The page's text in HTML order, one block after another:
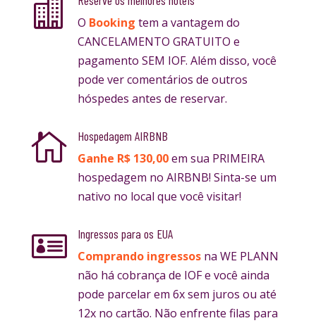

O Booking tem a vantagem do
CANCELAMENTO GRATUITO e
pagamento SEM IOF. Além disso, você
pode ver comentários de outros
hóspedes antes de reservar.

Hospedagem AIRBNB
Ganhe R$ 130,00em sua PRIMEIRA
hospedagem no AIRBNB! Sinta-se um
nativo no local que você visitar!

Ingressos para os EUA
Comprando ingressosna WE PLANN
não há cobrança de IOF e você ainda
pode parcelar em 6x sem juros ou até
12x no cartão. Não enfrente filas para